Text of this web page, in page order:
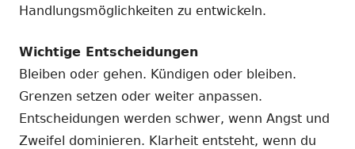
Handlungsmöglichkeiten zu entwickeln.
Wichtige Entscheidungen
Bleiben oder gehen. Kündigen oder bleiben.
Grenzen setzen oder weiter anpassen.
Entscheidungen werden schwer, wenn Angst und
Zweifel dominieren. Klarheit entsteht, wenn du